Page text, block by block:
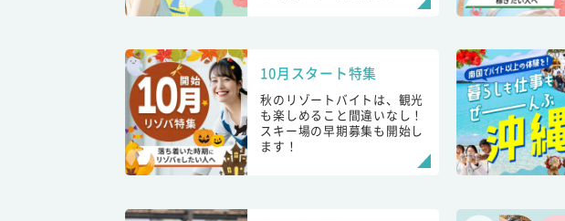
10月スタート特集
秋のリゾートバイトは、観光
も楽しめること間違いなし！
スキー場の早期募集も開始し
ます！